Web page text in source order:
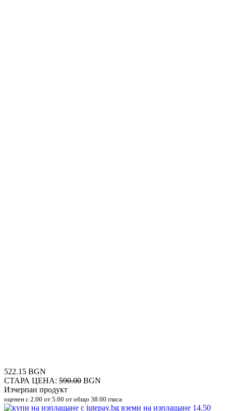
522.15 BGN
СТАРА ЦЕНА: 590.00 BGN
Изчерпан продукт
оценен с 2.00 от 5.00 от общо 38.00 гласа
вземи на изплащане 14.50